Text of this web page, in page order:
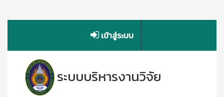
เข้าสู่ระบบ
ระบบบริหารงานวิจัย